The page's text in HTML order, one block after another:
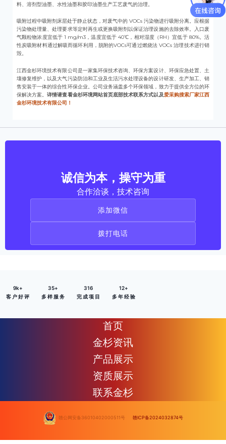
料、溶剂型油墨、水性油墨和胶印油墨生产工艺废气的治理。
吸附过程中吸附剂床层处于静止状态，对废气中的 VOCs 污染物进行吸附分离。应根据
污染物处理量、处理要求等定时再生或更换吸附剂以保证治理设施的去除效率。入口废
气颗粒物浓度宜低于 1 mg/m3，温度宜低于 40℃，相对湿度（RH）宜低于 80%。活
性炭吸附材料通过解吸而循环利用，脱附的VOCs可通过燃烧法 VOCs 治理技术进行销
毁。
江西金杉环境技术有限公司是一家集环保技术咨询、环保方案设计、环保应急处置、土
壤修复维护，以及大气污染防治和工业及生活污水处理设备的设计研发、生产加工、销
售安装于一体的综合性环保企业。公司业务涵盖多个环保领域，致力于提供全方位的环
保解决方案。详情请查看金杉环境网站首页底部技术联系方式以及爱采购搜索厂家江西
金杉环境技术有限公司！
诚信为本，操守为重
合作洽谈，技术咨询
添加微信
拨打电话
客 户 好 评
9k+
多 样 服 务
35+
完 成 项 目
316
多 年 经 验
12+
首页
金杉资讯
产品展示
资质展示
联系金杉
赣公网安备36010402000511号 赣ICP备2024032874号